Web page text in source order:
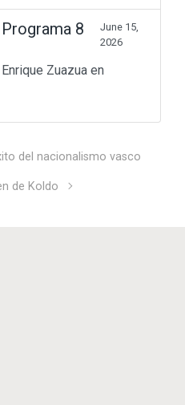
8
June 15,
2026
Zuazua en
del nacionalismo vasco
de Koldo